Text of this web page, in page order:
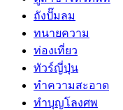
ถังปั๊มลม
ทนายความ
ท่องเที่ยว
ทัวร์ญี่ปุ่น
ทำความสะอาด
ทำบุญโลงศพ